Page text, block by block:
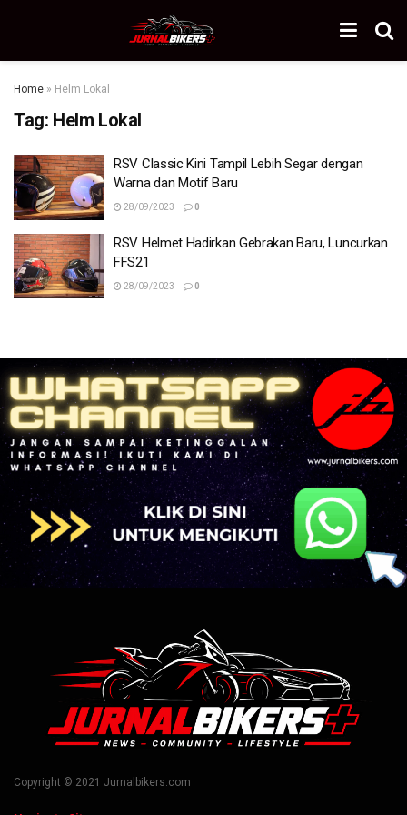
Home » Helm Lokal
Tag: Helm Lokal
RSV Classic Kini Tampil Lebih Segar dengan
Warna dan Motif Baru
28/09/2023 0
RSV Helmet Hadirkan Gebrakan Baru, Luncurkan
FFS21
28/09/2023 0
Copyright © 2021 Jurnalbikers.com